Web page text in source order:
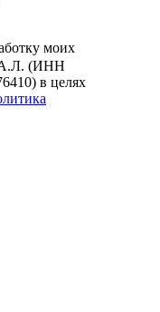
моих
А.Л. (ИНН
в целях